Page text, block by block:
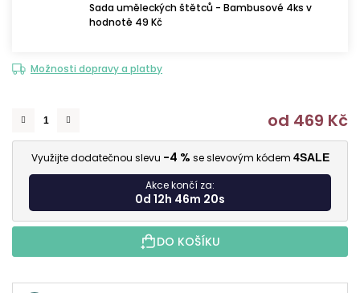
Sada uměleckých štětců - Bambusové 4ks v
hodnotě 49 Kč
Možnosti dopravy a platby
od 469 Kč
Využijte dodatečnou slevu -4 % se slevovým kódem 4SALE
Akce končí za:
0d 12h 46m 19s
DO KOŠÍKU